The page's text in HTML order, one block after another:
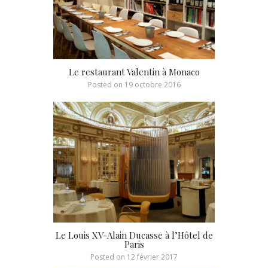
Le restaurant Valentin à Monaco
Posted on 19 octobre 2016
Le Louis XV-Alain Ducasse à l’Hôtel de
Paris
Posted on 12 février 2017